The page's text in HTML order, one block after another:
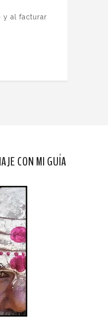
y al facturar
CON MI GUÍA